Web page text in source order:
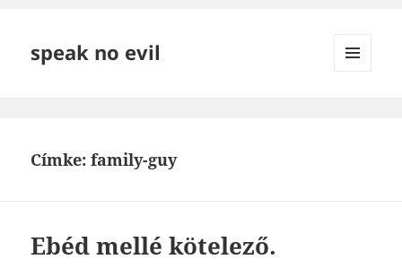
speak no evil
Címke:family-guy
Ebéd mellé kötelező.